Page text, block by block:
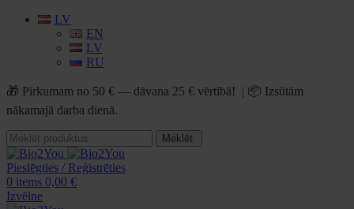
LV
EN
LV
RU
🎁 Pirkumam no 50 € — dāvana 25 € vērtībā! | 📦 Izsūtām
nākamajā darba dienā.
Meklēt
Pieslēgties / Reģistrēties
0 items 0,00 €
Izvēlne